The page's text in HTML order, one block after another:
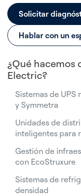
Solicitar
Hablar con un
¿Qué hacemos
Electric?
Sistemas de UPS
y Symmetra
Unidades de
inteligentes para
Gestión de
con EcoStruxure
Sistemas de
densidad